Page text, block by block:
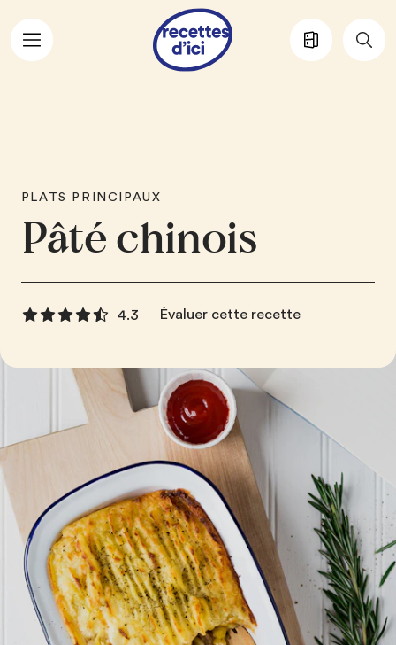
Aller au contenu principal
PLATS PRINCIPAUX
Pâté chinois
4.3 Évaluer cette recette